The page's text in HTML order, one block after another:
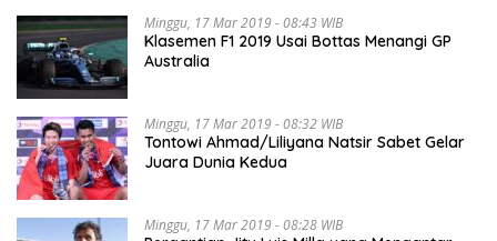
Minggu, 17 Mar 2019 - 08:43 WIB
Klasemen F1 2019 Usai Bottas Menangi GP
Australia
Minggu, 17 Mar 2019 - 08:32 WIB
Tontowi Ahmad/Liliyana Natsir Sabet Gelar
Juara Dunia Kedua
Minggu, 17 Mar 2019 - 08:28 WIB